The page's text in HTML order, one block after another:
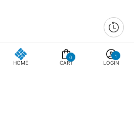
HOME
0
CART LOGIN